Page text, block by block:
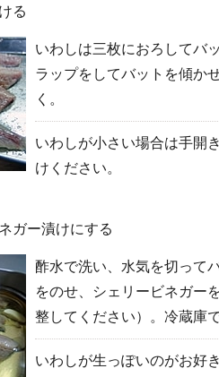
る
いわしは三枚におろしてバ
ラップをしてバットを傾か
く。
いわしが小さい場合は手開
けください。
ガー漬けにする
酢水で洗い、水気を切って
をのせ、シェリービネガー
整してください）。冷蔵庫
いわしが生っぽいのがお好